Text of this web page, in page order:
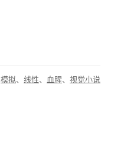
模拟、 线性、 血腥、 视觉小说